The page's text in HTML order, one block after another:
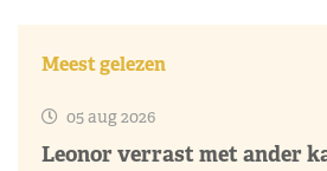
Meest gelezen
05 aug 2026
Leonor verrast met ander